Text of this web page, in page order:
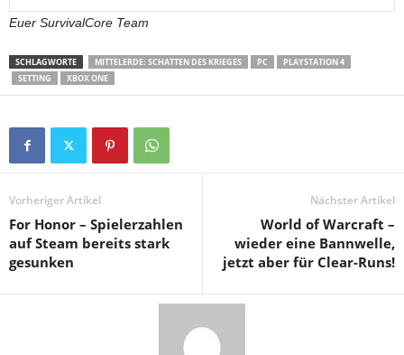
Euer SurvivalCore Team
SCHLAGWORTE MITTELERDE: SCHATTEN DES KRIEGES PC
PLAYSTATION 4
SETTING
XBOX ONE
Vorheriger Artikel
For Honor – Spielerzahlen
auf Steam bereits stark
gesunken
Nächster Artikel
World of Warcraft –
wieder eine Bannwelle,
jetzt aber für Clear-Runs!